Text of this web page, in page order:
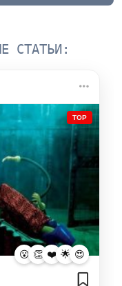
СТАТЬИ:
TOP
😮 👏 ❤️ 🌟 😍